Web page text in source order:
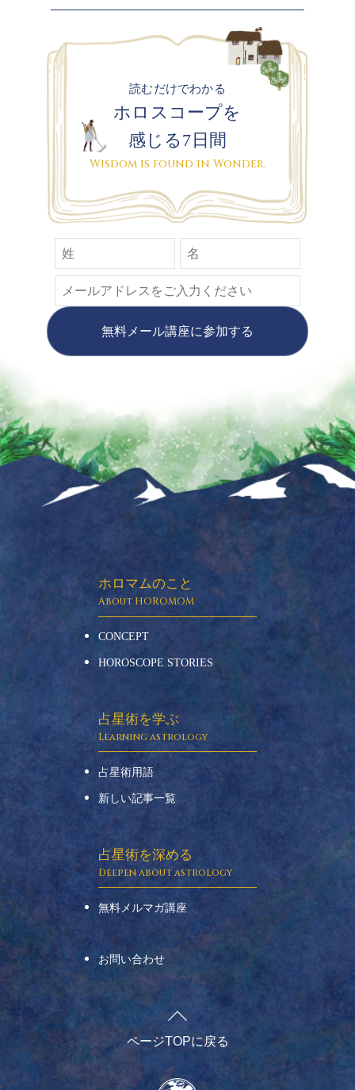
読むだけでわかる
ホロスコープを
感じる7日間
Wisdom is found in Wonder.
ホロマムのこと
CONCEPT
HOROSCOPE STORIES
占星術を学ぶ
占星術用語
新しい記事一覧
占星術を深める
無料メルマガ講座
お問い合わせ
ページTOPに戻る